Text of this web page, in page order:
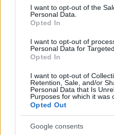
services and may gather and
not limited to your visit or
grant or deny consent to
consent section.
I want to opt-out of the
Personal Data.
Opted In
I want to opt-out of
Personal Data for
Opted In
I want to opt-out of
Retention, Sale, and/or
Personal Data that Is
Purposes for which it was
Opted Out
Google consents